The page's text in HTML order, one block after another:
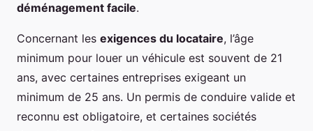
déménagement facile.
Concernant les exigences du locataire, l’âge
minimum pour louer un véhicule est souvent de 21
ans, avec certaines entreprises exigeant un
minimum de 25 ans. Un permis de conduire valide et
reconnu est obligatoire, et certaines sociétés